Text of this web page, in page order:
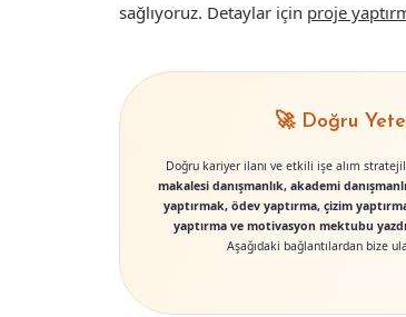
sağlıyoruz. Detaylar için proje
🚀 Doğru
Doğru kariyer ilanı ve etkili işe alım
makalesi danışmanlık, akademi
yaptırmak, ödev yaptırma, çizim
yaptırma ve motivasyon mektubu
Aşağıdaki bağlantılardan bize